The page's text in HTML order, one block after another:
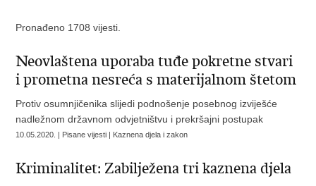
Pronađeno 1708 vijesti.
Neovlaštena uporaba tuđe pokretne stvari
i prometna nesreća s materijalnom štetom
Protiv osumnjičenika slijedi podnošenje posebnog izviješće
nadležnom državnom odvjetništvu i prekršajni postupak
10.05.2020. | Pisane vijesti | Kaznena djela i zakon
Kriminalitet: Zabilježena tri kaznena djela